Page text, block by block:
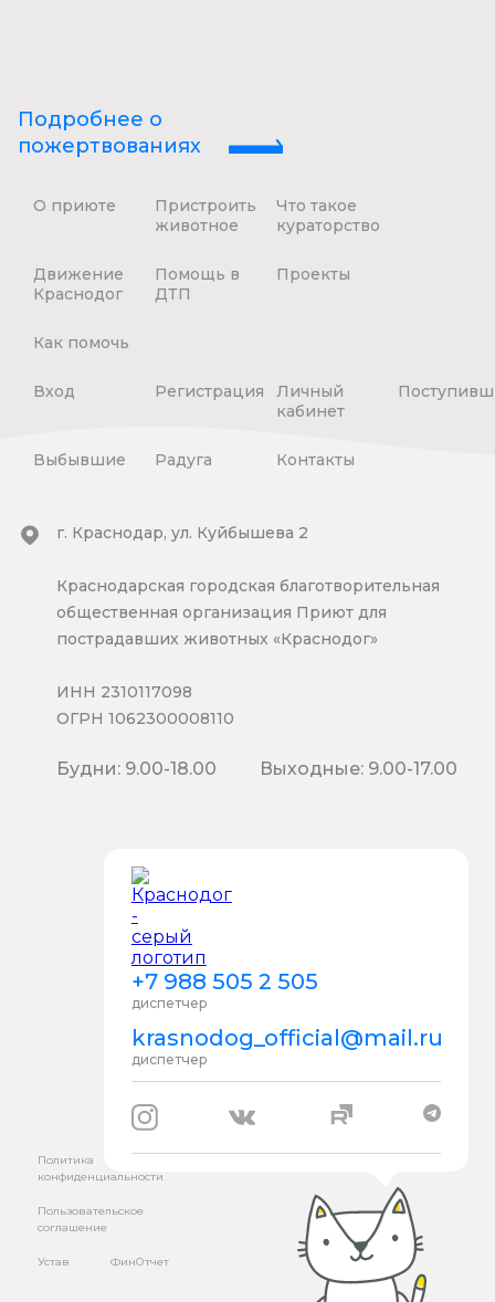
Подробнее о
пожертвованиях
О приюте
Пристроить
животное
Что такое
кураторство
Движение
Краснодог
Помощь в
ДТП
Проекты
Как помочь
Вход Регистрация
Личный
кабинет
Выбывшие Радуга Контакты
+7 988 505 2 505
диспетчер
krasnodog_official@mail.ru
диспетчер
г. Краснодар, ул. Куйбышева 2
Краснодарская городская благотворительная
общественная организация Приют для
пострадавших животных «Краснодог»
ИНН 2310117098
ОГРН 1062300008110
Будни: 9.00-18.00 Выходные: 9.00-17.00
Политика
конфиденциальности
Пользовательское
соглашение
Устав ФинОтчет